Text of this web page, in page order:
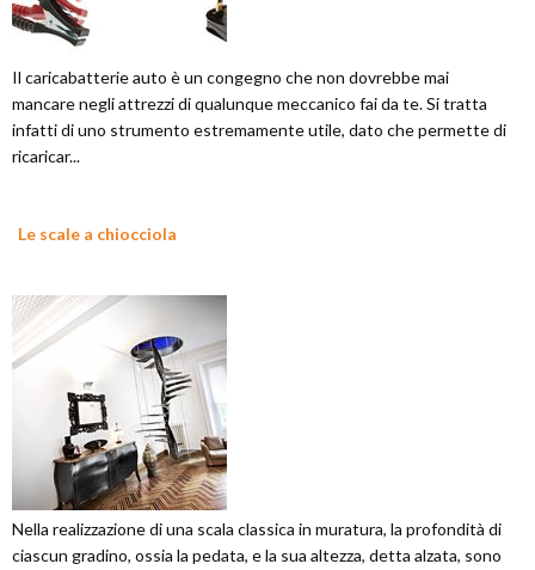
Il caricabatterie auto è un congegno che non dovrebbe mai
mancare negli attrezzi di qualunque meccanico fai da te. Si tratta
infatti di uno strumento estremamente utile, dato che permette di
ricaricar...
Le scale a chiocciola
Nella realizzazione di una scala classica in muratura, la profondità di
ciascun gradino, ossia la pedata, e la sua altezza, detta alzata, sono